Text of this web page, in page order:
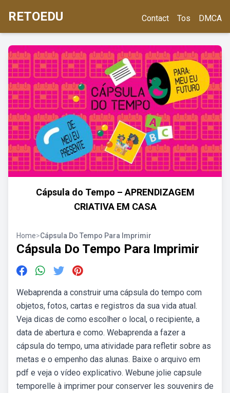
RETOEDU Contact Tos DMCA
Cápsula do Tempo – APRENDIZAGEM
CRIATIVA EM CASA
Home>Cápsula Do Tempo Para Imprimir
Cápsula Do Tempo Para Imprimir
Webaprenda a construir uma cápsula do tempo com
objetos, fotos, cartas e registros da sua vida atual.
Veja dicas de como escolher o local, o recipiente, a
data de abertura e como. Webaprenda a fazer a
cápsula do tempo, uma atividade para refletir sobre as
metas e o empenho das alunas. Baixe o arquivo em
pdf e veja o vídeo explicativo. Webune jolie capsule
temporelle à imprimer pour conserver les souvenirs de